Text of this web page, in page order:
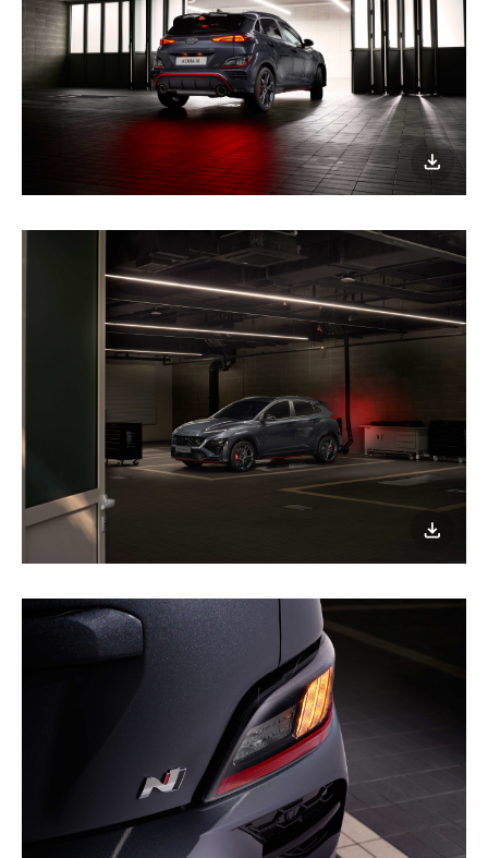
이미지
다운로드
이미지
다운로드